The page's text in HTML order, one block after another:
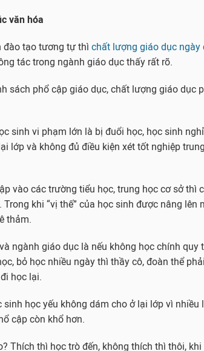
văn hóa
đào tạo tương tự thì chất lượng giáo dục ngày
tác trong ngành giáo dục thấy rất rõ.
sách phổ cập giáo dục, chất lượng giáo dục
sinh vi phạm lớn là bị đuổi học, học sinh
lớp và không đủ điều kiện xét tốt nghiệp
vào các trường tiểu học, trung học cơ sở thì
khi “vị thế” của học sinh được nâng lên
thảm.
ngành giáo dục là nếu không học chính quy
bỏ học nhiều ngày thì thầy cô, đoàn thể
học lại.
học yếu không dám cho ở lại lớp vì nhiều
cập còn khổ hơn.
Thích thì học trò đến, không thích thì thôi, khi